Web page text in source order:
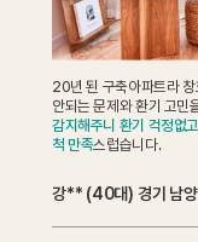
20년 된 구축아파트라 창
안되는 문제와 환기 고민
감지해주니 환기 걱정없
척 만족스럽습니다.
강** (40대) 경기 남양